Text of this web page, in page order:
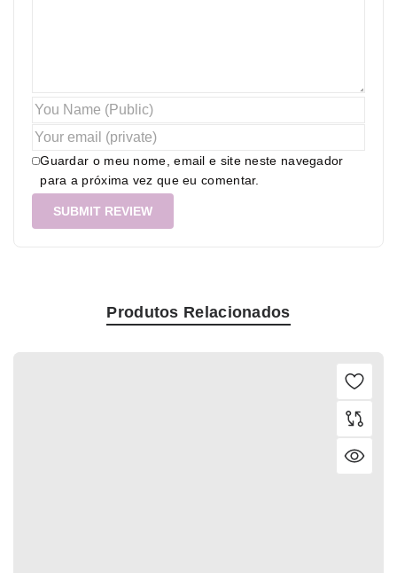
Guardar o meu nome, email e site neste navegador
para a próxima vez que eu comentar.
Produtos Relacionados